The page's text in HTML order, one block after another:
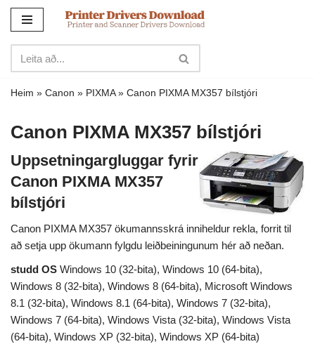
yfir
í
innihald
Heim » Canon » PIXMA» Canon PIXMA MX357 bílstjóri
Canon PIXMA MX357 bílstjóri
Uppsetningargluggar fyrir
Canon PIXMA MX357
bílstjóri
Canon PIXMA MX357 ökumannsskrá inniheldur rekla, forrit til
að setja upp ökumann fylgdu leiðbeiningunum hér að neðan.
studd OS Windows 10 (32-bita), Windows 10 (64-bita),
Windows 8 (32-bita), Windows 8 (64-bita), Microsoft Windows
8.1 (32-bita), Windows 8.1 (64-bita), Windows 7 (32-bita),
Windows 7 (64-bita), Windows Vista (32-bita), Windows Vista
(64-bita), Windows XP (32-bita), Windows XP (64-bita)